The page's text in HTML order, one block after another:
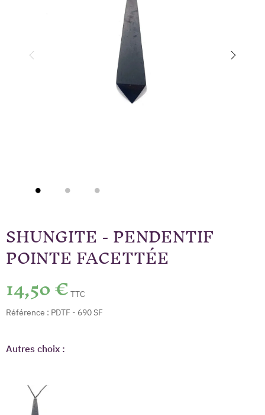
SHUNGITE - PENDENTIF
POINTE FACETTÉE
14,50 € TTC
Référence : PDTF - 690 SF
Autres choix :